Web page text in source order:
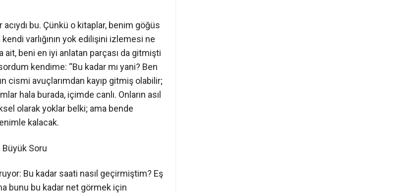
bu. Çünkü o kitaplar, benim göğüs
varlığının yok edilişini izlemesi ne
ait, beni en iyi anlatan parçası da gitmişti
kendime: “Bu kadar mı yani? Ben
cismi avuçlarımdan kayıp gitmiş olabilir;
hala burada, içimde canlı. Onların asıl
olarak yoklar belki; ama bende
kalacak.
Soru
Bu kadar saati nasıl geçirmiştim? Eş
bunu bu kadar net görmek için